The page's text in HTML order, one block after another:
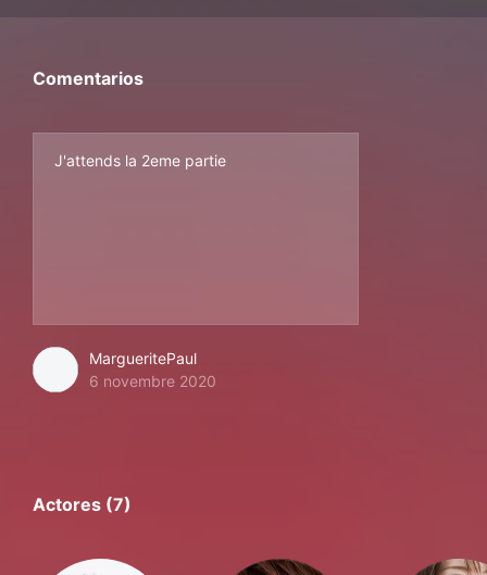
Comentarios
J'attends la 2eme partie
MargueritePaul
6 novembre 2020
Actores (7)